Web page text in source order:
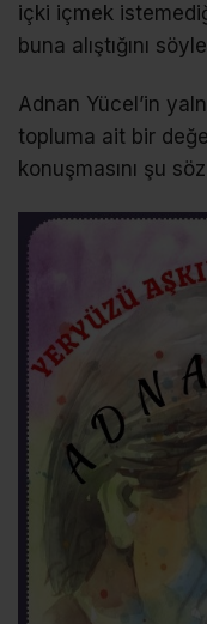
içki içmek
buna alıştığını
Adnan Yücel’in
topluma ait bir
konuşmasını şu